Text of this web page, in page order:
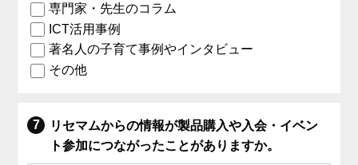
専門家・先生のコラム
ICT活用事例
著名人の子育て事例やインタビュー
その他
リセマムからの情報が製品購入や入会・イベン
ト参加につながったことがありますか。